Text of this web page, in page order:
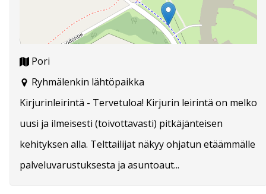
Pori
Ryhmälenkin lähtöpaikka
Kirjurinleirintä - Tervetuloa! Kirjurin leirintä on melko
uusi ja ilmeisesti (toivottavasti) pitkäjänteisen
kehityksen alla. Telttailijat näkyy ohjatun etäämmälle
palveluvarustuksesta ja asuntoaut...